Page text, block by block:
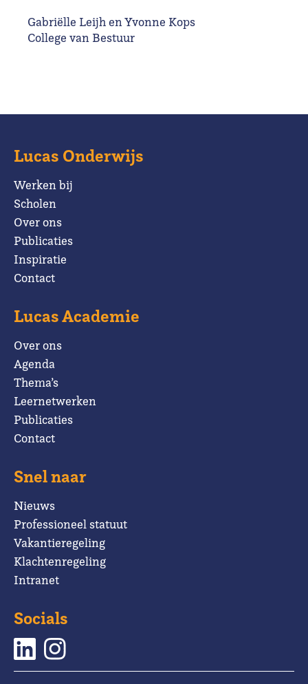
Gabriëlle Leijh en Yvonne Kops
College van Bestuur
Lucas Onderwijs
Werken bij
Scholen
Over ons
Publicaties
Inspiratie
Contact
Lucas Academie
Over ons
Agenda
Thema’s
Leernetwerken
Publicaties
Contact
Snel naar
Nieuws
Professioneel statuut
Vakantieregeling
Klachtenregeling
Intranet
Socials